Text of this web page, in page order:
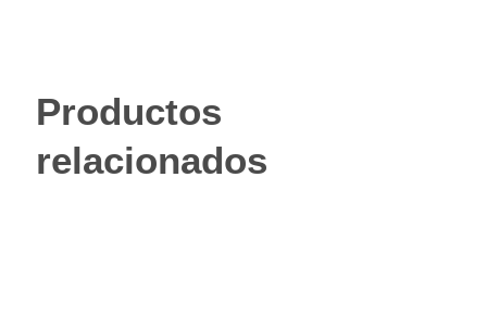
Productos
relacionados